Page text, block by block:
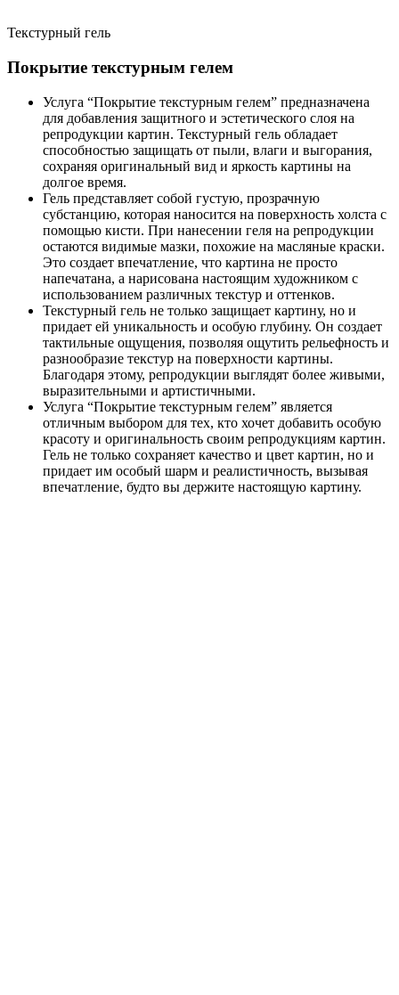
Текстурный гель
Покрытие текстурным гелем
Услуга “Покрытие текстурным гелем” предназначена
для добавления защитного и эстетического слоя на
репродукции картин. Текстурный гель обладает
способностью защищать от пыли, влаги и выгорания,
сохраняя оригинальный вид и яркость картины на
долгое время.
Гель представляет собой густую, прозрачную
субстанцию, которая наносится на поверхность холста с
помощью кисти. При нанесении геля на репродукции
остаются видимые мазки, похожие на масляные краски.
Это создает впечатление, что картина не просто
напечатана, а нарисована настоящим художником с
использованием различных текстур и оттенков.
Текстурный гель не только защищает картину, но и
придает ей уникальность и особую глубину. Он создает
тактильные ощущения, позволяя ощутить рельефность и
разнообразие текстур на поверхности картины.
Благодаря этому, репродукции выглядят более живыми,
выразительными и артистичными.
Услуга “Покрытие текстурным гелем” является
отличным выбором для тех, кто хочет добавить особую
красоту и оригинальность своим репродукциям картин.
Гель не только сохраняет качество и цвет картин, но и
придает им особый шарм и реалистичность, вызывая
впечатление, будто вы держите настоящую картину.